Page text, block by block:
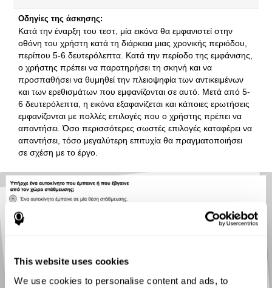
This website uses cookies
We use cookies to personalise content and ads, to
Οδηγίες της άσκησης:
Κατά την έναρξη του τεστ, μία εικόνα θα εμφανιστεί στην
οθόνη του χρήστη κατά τη διάρκεια μιας χρονικής περιόδου,
περίπου 5-6 δευτερόλεπτα. Κατά την περίοδο της εμφάνισης,
ο χρήστης πρέπει να παρατηρήσει τη σκηνή και να
προσπαθήσει να θυμηθεί την πλειοψηφία των αντικειμένων
και των ερεθισμάτων που εμφανίζονται σε αυτό. Μετά από 5-
6 δευτερόλεπτα, η εικόνα εξαφανίζεται και κάποιες ερωτήσεις
εμφανίζονται με πολλές επιλογές που ο χρήστης πρέπει να
απαντήσει. Όσο περισσότερες σωστές επιλογές καταφέρει να
απαντήσει, τόσο μεγαλύτερη επιτυχία θα πραγματοποιήσει
σε σχέση με το έργο.